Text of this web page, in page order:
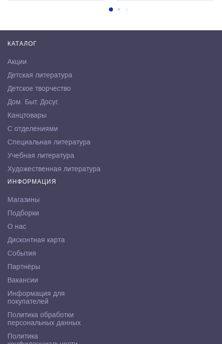
КАТАЛОГ
Акции
Детская литература
Детское творчество
Дом. Быт. Досуг.
Канцтовары
С отделениями
Специальная литература
Учебная литература
Художественная литература
ИНФОРМАЦИЯ
Магазины
Подборки
О нас
Дисконтная карта
События
Партнёры
Вакансии
Информация для
покупателей
Политика обработки
персональных данных
Политика